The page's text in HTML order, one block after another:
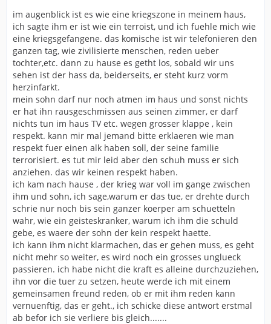
im augenblick ist es wie eine kriegszone in meinem haus,
ich sagte ihm er ist wie ein terroist, und ich fuehle mich wie
eine kriegsgefangene. das komische ist wir telefonieren den
ganzen tag, wie zivilisierte menschen, reden ueber
tochter,etc. dann zu hause es getht los, sobald wir uns
sehen ist der hass da, beiderseits, er steht kurz vorm
herzinfarkt.
mein sohn darf nur noch atmen im haus und sonst nichts
er hat ihn rausgeschmissen aus seinen zimmer, er darf
nichts tun im haus TV etc. wegen grosser klappe , kein
respekt. kann mir mal jemand bitte erklaeren wie man
respekt fuer einen alk haben soll, der seine familie
terrorisiert. es tut mir leid aber den schuh muss er sich
anziehen. das wir keinen respekt haben.
ich kam nach hause , der krieg war voll im gange zwischen
ihm und sohn, ich sage,warum er das tue, er drehte durch
schrie nur noch bis sein ganzer koerper am schuetteln
wahr, wie ein geisteskranker, warum ich ihm die schuld
gebe, es waere der sohn der kein respekt haette.
ich kann ihm nicht klarmachen, das er gehen muss, es geht
nicht mehr so weiter, es wird noch ein grosses unglueck
passieren. ich habe nicht die kraft es alleine durchzuziehen,
ihn vor die tuer zu setzen, heute werde ich mit einem
gemeinsamen freund reden, ob er mit ihm reden kann
vernuenftig, das er geht., ich schicke diese antwort erstmal
ab befor ich sie verliere bis gleich.......